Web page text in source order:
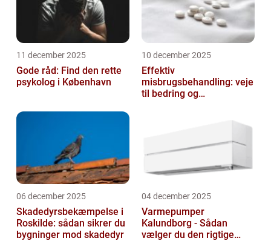
11 december 2025
Gode råd: Find den rette
psykolog i København
10 december 2025
Effektiv
misbrugsbehandling: veje
til bedring og
06 december 2025
Skadedyrsbekæmpelse i
Roskilde: sådan sikrer du
bygninger mod skadedyr
04 december 2025
Varmepumper
Kalundborg - Sådan
vælger du den rigtige